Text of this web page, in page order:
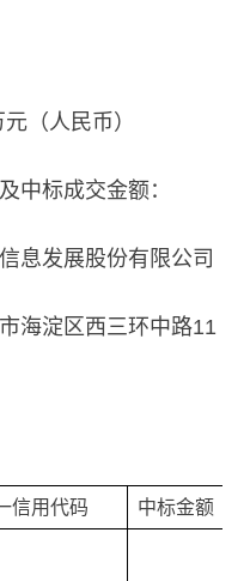
（人民币）
中标成交金额：
息发展股份有限公司
海淀区西三环中路11
信用代码 中标金额